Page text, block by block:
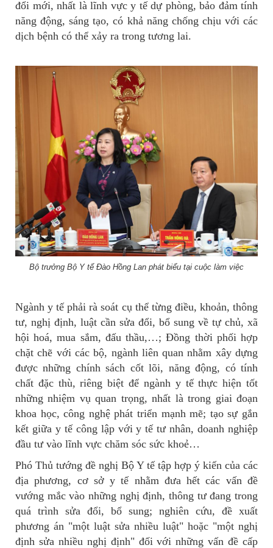
đổi mới, nhất là lĩnh vực y tế dự phòng, bảo đảm tính
năng động, sáng tạo, có khả năng chống chịu với các
dịch bệnh có thể xảy ra trong tương lai.
Bộ trưởng Bộ Y tế Đào Hồng Lan phát biểu tại cuộc làm việc
Ngành y tế phải rà soát cụ thể từng điều, khoản, thông
tư, nghị định, luật cần sửa đổi, bổ sung về tự chủ, xã
hội hoá, mua sắm, đấu thầu,…; Đồng thời phối hợp
chặt chẽ với các bộ, ngành liên quan nhằm xây dựng
được những chính sách cốt lõi, năng động, có tính
chất đặc thù, riêng biệt để ngành y tế thực hiện tốt
những nhiệm vụ quan trọng, nhất là trong giai đoạn
khoa học, công nghệ phát triển mạnh mẽ; tạo sự gắn
kết giữa y tế công lập với y tế tư nhân, doanh nghiệp
đầu tư vào lĩnh vực chăm sóc sức khoẻ…
Phó Thủ tướng đề nghị Bộ Y tế tập hợp ý kiến của các
địa phương, cơ sở y tế nhằm đưa hết các vấn đề
vướng mắc vào những nghị định, thông tư đang trong
quá trình sửa đổi, bổ sung; nghiên cứu, đề xuất
phương án "một luật sửa nhiều luật" hoặc "một nghị
định sửa nhiều nghị định" đối với những vấn đề cấp